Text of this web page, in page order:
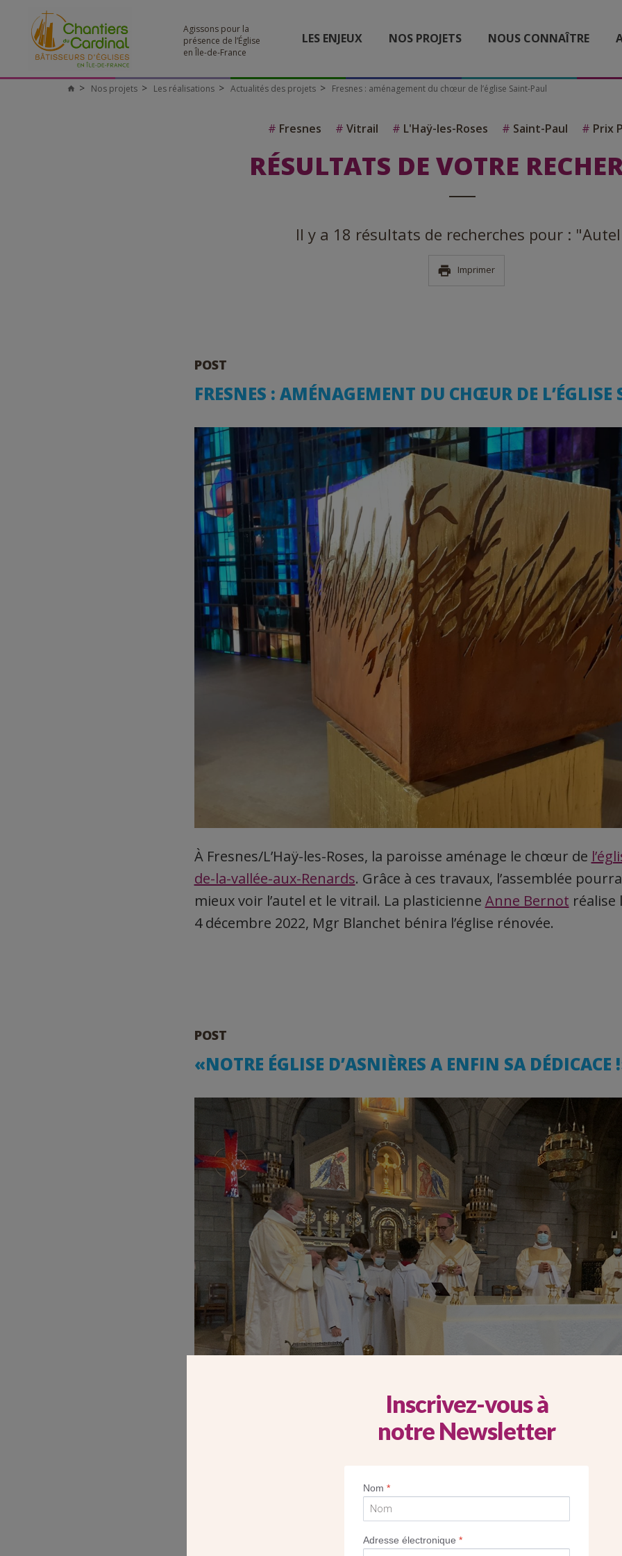
Agissons pour la
présence de l’Église
en Île-de-France
LES ENJEUX NOS PROJETS NOUS CONNAÎTRE
Nos projets Les réalisations Actualités des projets Fresnes : aménagement du chœur de l’église Saint-Paul
# Fresnes # Vitrail # L'Haÿ-les-Roses # Saint-Paul # Prix
RÉSULTATS DE VOTRE
Il y a 18 résultats de recherches pour :
Imprimer
POST
FRESNES : AMÉNAGEMENT DU CHŒUR DE
À Fresnes/L’Haÿ-les-Roses, la paroisse aménage le chœur de
de-la-vallée-aux-Renards. Grâce à ces travaux, l’assemblée
mieux voir l’autel et le vitrail. La plasticienne Anne Bernot réalise
4 décembre 2022, Mgr Blanchet bénira l’église rénovée.
POST
«NOTRE ÉGLISE D’ASNIÈRES A ENFIN SA DÉDICACE
Inscrivez-vous à
notre Newsletter
Nom*
Adresse électronique*